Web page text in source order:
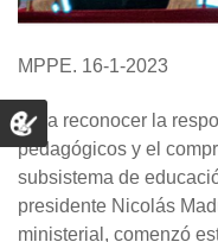
MPPE. 16-1-2023
Para reconocer la
pedagógicos y el
subsistema de
presidente Nicolás
ministerial, comenzó